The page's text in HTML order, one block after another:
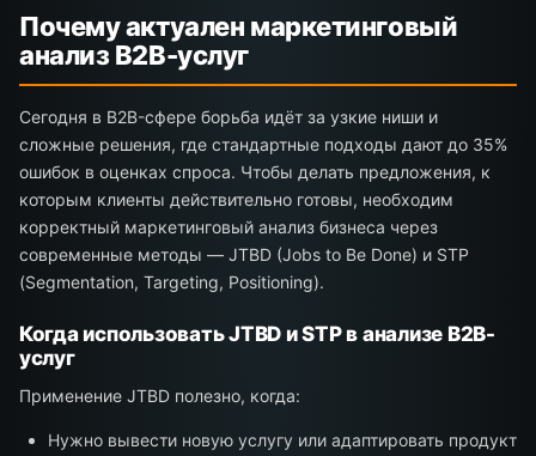
Почему актуален маркетинговый
анализ B2B-услуг
Сегодня в B2B-сфере борьба идёт за узкие ниши и
сложные решения, где стандартные подходы дают до 35%
ошибок в оценках спроса. Чтобы делать предложения, к
которым клиенты действительно готовы, необходим
корректный маркетинговый анализ бизнеса через
современные методы — JTBD (Jobs to Be Done) и STP
(Segmentation, Targeting, Positioning).
Когда использовать JTBD и STP в анализе B2B-
услуг
Применение JTBD полезно, когда:
Нужно вывести новую услугу или адаптировать продукт